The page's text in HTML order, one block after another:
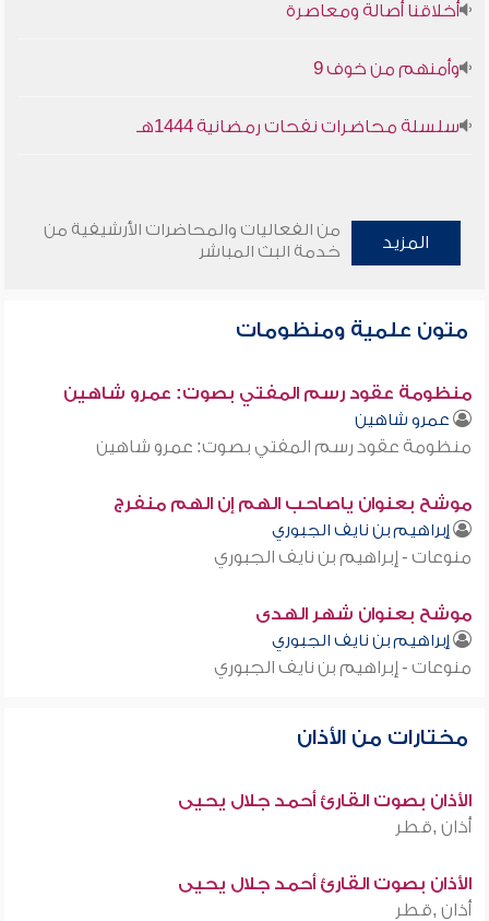
أخلاقنا أصالة ومعاصرة
وأمنهم من خوف 9
سلسلة محاضرات نفحات رمضانية 1444هـ
المزيد
من الفعاليات والمحاضرات الأرشيفية من
خدمة البث المباشر
متون علمية ومنظومات
منظومة عقود رسم المفتي بصوت: عمرو شاهين
عمرو شاهين
منظومة عقود رسم المفتي بصوت: عمرو شاهين
موشح بعنوان ياصاحب الهم إن الهم منفرج
إبراهيم بن نايف الجبوري
منوعات - إبراهيم بن نايف الجبوري
موشح بعنوان شهر الهدى
إبراهيم بن نايف الجبوري
منوعات - إبراهيم بن نايف الجبوري
مختارات من الأذان
الأذان بصوت القارئ أحمد جلال يحيى
أذان ,قطر
الأذان بصوت القارئ أحمد جلال يحيى
أذان ,قطر